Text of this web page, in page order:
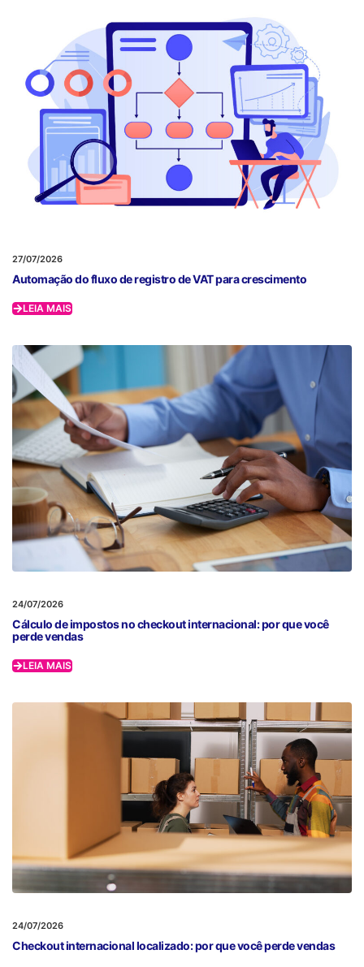
27/07/2026
Automação do fluxo de registro de VAT para crescimento
LEIA MAIS
24/07/2026
Cálculo de impostos no checkout internacional: por que você
perde vendas
LEIA MAIS
24/07/2026
Checkout internacional localizado: por que você perde vendas